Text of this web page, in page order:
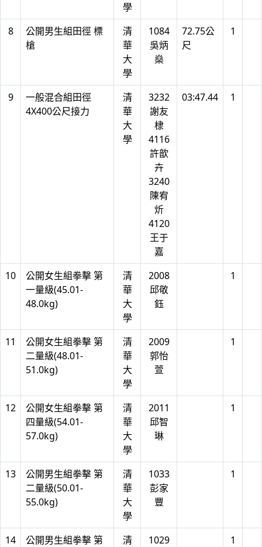
學
8
公開男生組田徑 標
槍
清
華
大
學
1084
吳炳
燊
72.75公
尺
1
9
一般混合組田徑
4X400公尺接力
清
華
大
學
3232
謝友
棣
4116
許歆
卉
3240
陳宥
炘
4120
王于
嘉
03:47.44 1
10
公開女生組拳擊 第
一量級(45.01-
48.0kg)
清
華
大
學
2008
邱敬
鈺
1
11
公開女生組拳擊 第
二量級(48.01-
51.0kg)
清
華
大
學
2009
郭怡
萱
1
12
公開女生組拳擊 第
四量級(54.01-
57.0kg)
清
華
大
學
2011
邱智
琳
1
13
公開男生組拳擊 第
二量級(50.01-
55.0kg)
清
華
大
學
1033
彭家
豐
1
14
公開男生組拳擊 第
清
1029
1